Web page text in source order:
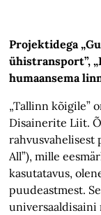
Projektidega
ühistransport”,
humaansema
„Tallinn kõigile”
Disainerite Liit.
rahvusvahelisest
All”), mille
kasutatavus,
puudeastmest.
universaaldisaini